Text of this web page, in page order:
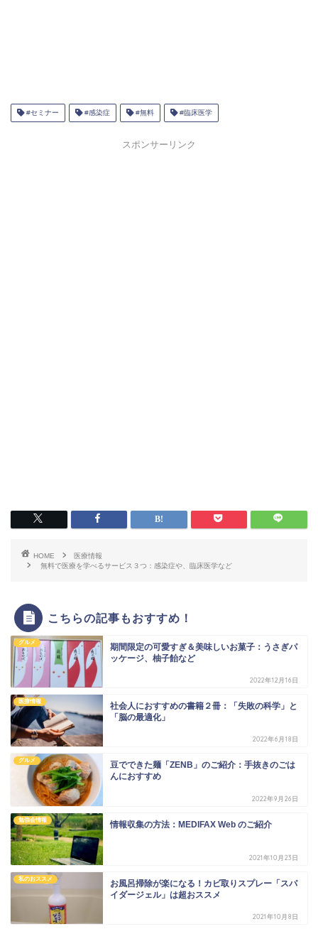
#セミナー #感染症 #無料 #臨床医学
スポンサーリンク
HOME
医療情報
無料で医療を学べるサービス３つ：感染症や、臨床医学など
こちらの記事もおすすめ！
グルメ
期間限定の可愛すぎ＆美味しいお菓子：うさぎパ
ッケージ、柚子飴など
2022年12月16日
医療情報
社会人におすすめの書籍２冊：「失敗の科学」と
「脳の最適化」
2022年6月18日
グルメ
豆でできた麺「ZENB」のご紹介：手抜きのごは
んにおすすめ
2022年9月26日
勉強会情報 情報収集の方法：MEDIFAX Web のご紹介
2021年10月23日
私のおススメ
お風呂掃除が楽になる！カビ取りスプレー「スパ
イダージェル」は超おススメ
2021年10月8日